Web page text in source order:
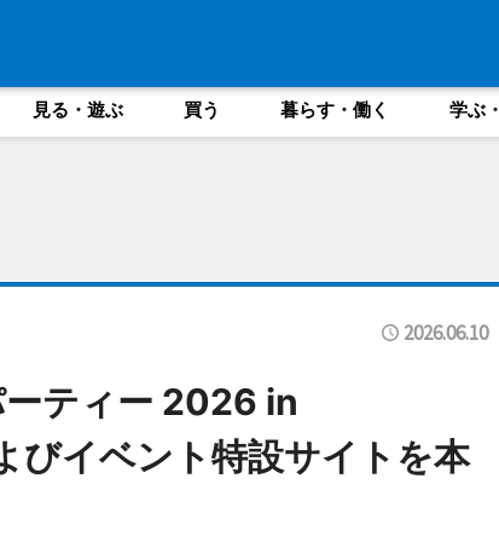
見る・遊ぶ 買う 暮らす・働く 学ぶ
2026.06.10
ーティー 2026 in
びイベント特設サイトを本